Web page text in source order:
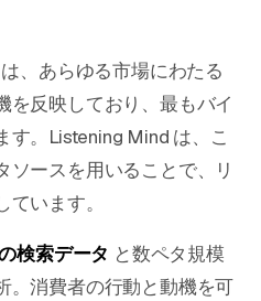
は、あらゆる市場にわたる
を反映しており、最もバイ
す。Listening Mind は、こ
ソースを用いることで、リ
います。
検索データ と数ペタ規模
。消費者の行動と動機を可